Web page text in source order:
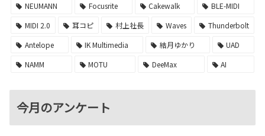
NEUMANN
Focusrite Cakewalk
BLE-MIDI
MIDI 2.0
耳コピ 村上社長 Waves
Thunderbolt
Antelope
IK Multimedia 結月ゆかり
UAD
NAMM
MOTU DeeMax AI
今月のアンケート